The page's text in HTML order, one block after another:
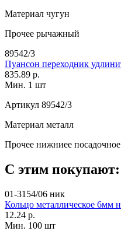
Материал чугун
Прочее рычажный
89542/3
Пуансон переходник
835.89 р.
Мин. 1 шт
Артикул 89542/3
Материал металл
Прочее нижниее
С этим покупают:
01-3154/06 ник
Кольцо металлическое 6мм
12.24 р.
Мин. 100 шт